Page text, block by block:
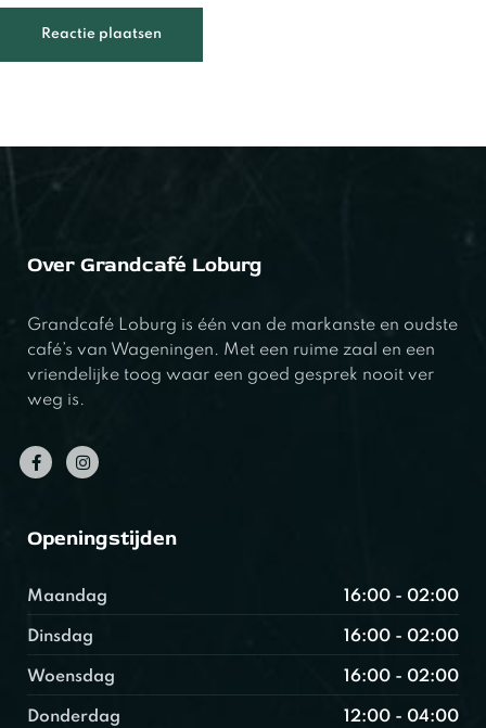
Over Grandcafé Loburg
Grandcafé Loburg is één van de markanste en oudste
café’s van Wageningen. Met een ruime zaal en een
vriendelijke toog waar een goed gesprek nooit ver
weg is.
Openingstijden
Maandag 16:00 - 02:00
Dinsdag 16:00 - 02:00
Woensdag 16:00 - 02:00
Donderdag 12:00 - 04:00